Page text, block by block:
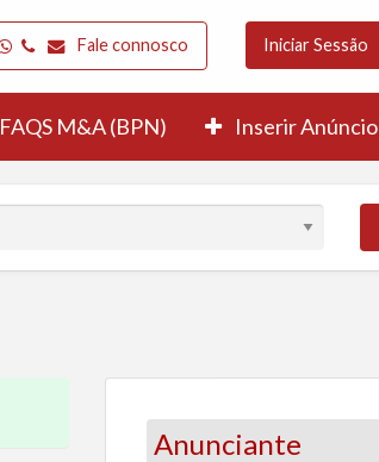
Fale connosco Iniciar Sessão
FAQS M&A (BPN) Inserir Anúncio
Anunciante